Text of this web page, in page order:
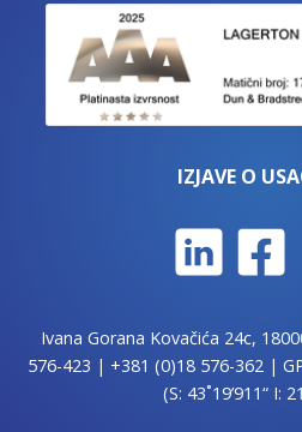
IZJAVE O
Ivana Gorana Kovačića 24c,
576-423 | +381 (0)18 576-362|
(S: 43˚19’911“ I: